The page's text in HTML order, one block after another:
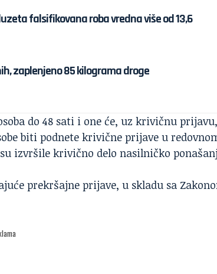
falsifikovana roba vredna više od 13,6
zaplenjeno 85 kilograma droge
do 48 sati i one će, uz krivičnu prijavu,
biti podnete krivične prijave u
izvršile krivično delo nasilničko
prekršajne prijave, u skladu sa